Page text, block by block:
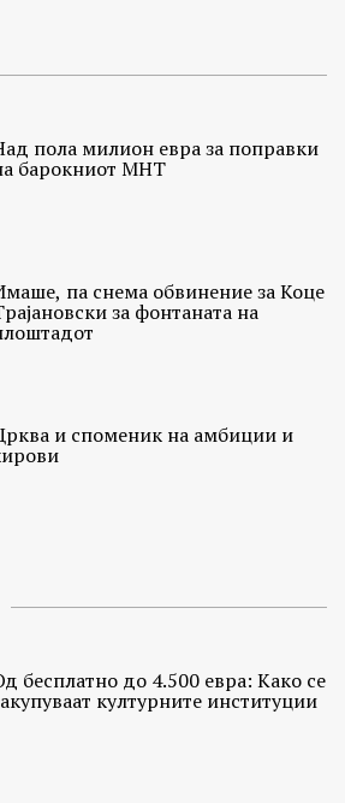
пола милион евра за поправки
барокниот МНТ
па снема обвинение за Коце
за фонтаната на
и споменик на амбиции и
бесплатно до 4.500 евра: Како се
културните институции